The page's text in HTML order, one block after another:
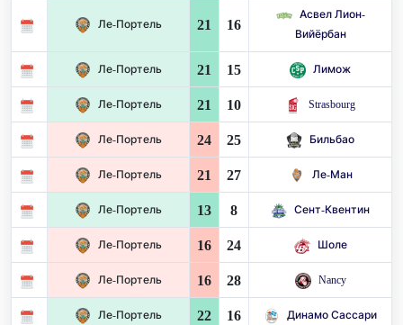
Ле-Портель 21 16
Асвел Лион-
Вийёрбан
Ле-Портель 21 15 Лимож
Ле-Портель 21 10 Strasbourg
Ле-Портель 24 25 Бильбао
Ле-Портель 21 27 Ле-Ман
Ле-Портель 13 8 Сент-Квентин
Ле-Портель 16 24 Шоле
Ле-Портель 16 28 Nancy
Ле-Портель 22 16 Динамо Сассари